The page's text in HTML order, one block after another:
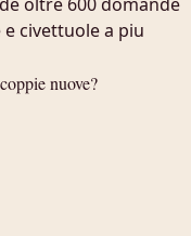
oltre 600 domande
civettuole a piu
nuove?